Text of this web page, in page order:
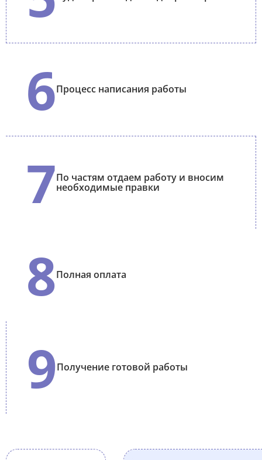
6Процесс написания работы
7По частям отдаем работу и вносим
необходимые правки
8Полная оплата
9Получение готовой работы